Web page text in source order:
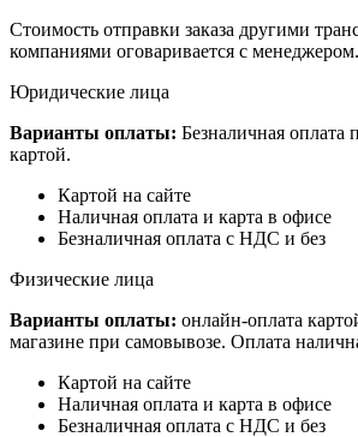
Стоимость отправки заказа другими
компаниями оговаривается с менеджером.
Юридические лица
Варианты оплаты: Безналичная оплата
картой.
Картой на сайте
Наличная оплата и карта в офисе
Безналичная оплата с НДС и без
Физические лица
Варианты оплаты: онлайн-оплата
магазине при самовывозе. Оплата
Картой на сайте
Наличная оплата и карта в офисе
Безналичная оплата с НДС и без